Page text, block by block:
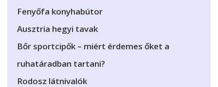
Fenyőfa konyhabútor
Ausztria hegyi tavak
Bőr sportcipők – miért érdemes őket a
ruhatáradban tartani?
Rodosz látnivalók